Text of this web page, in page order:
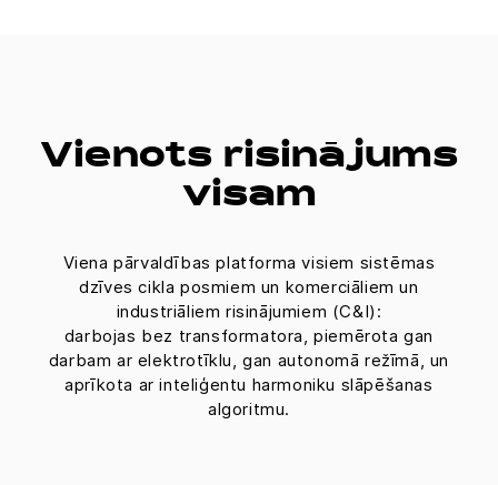
Vienots risinājums
visam
Viena pārvaldības platforma visiem sistēmas
dzīves cikla posmiem un komerciāliem un
industriāliem risinājumiem (C&I):
darbojas bez transformatora, piemērota gan
darbam ar elektrotīklu, gan autonomā režīmā, un
aprīkota ar inteliģentu harmoniku slāpēšanas
algoritmu.